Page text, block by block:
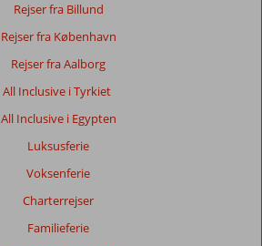
Rejser fra Billund
Rejser fra København
Rejser fra Aalborg
All Inclusive i Tyrkiet
All Inclusive i Egypten
Luksusferie
Voksenferie
Charterrejser
Familieferie